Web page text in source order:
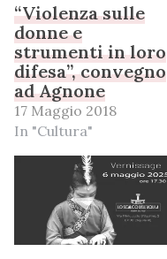
“Violenza sulle
donne e
strumenti in loro
difesa”, convegno
ad Agnone
17 Maggio 2018
In "Cultura"